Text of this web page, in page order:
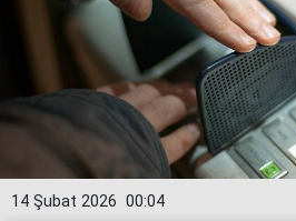
00:04
14 Şubat 2026